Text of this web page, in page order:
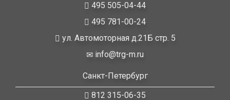
495 505-04-44
495 781-00-24
ул. Автомоторная д.21Б стр. 5
info@trg-m.ru
Санкт-Петербург
812 315-06-35